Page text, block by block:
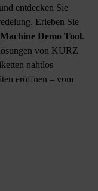
entdecken Sie
Erleben Sie
Machine Demo Tool.
von KURZ
nahtlos
eröffnen – vom